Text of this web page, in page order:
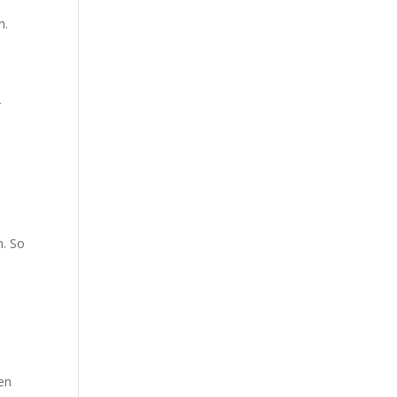
So